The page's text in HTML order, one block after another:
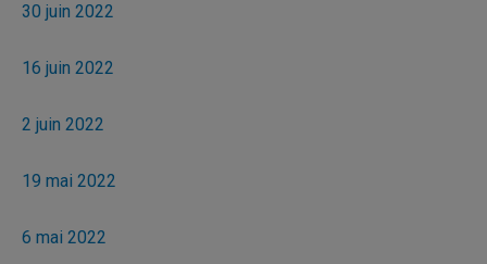
30 juin 2022
16 juin 2022
2 juin 2022
19 mai 2022
6 mai 2022